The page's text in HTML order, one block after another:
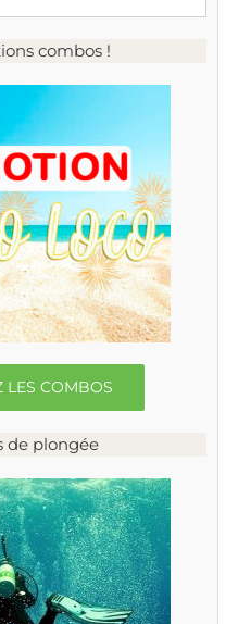
combos !
LES COMBOS
de plongée